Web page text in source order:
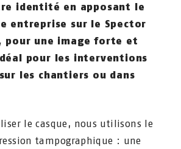
identité en apposant le
entreprise sur le Spector
pour une image forte et
pour les interventions
les chantiers ou dans
le casque, nous utilisons le
tampographique : une